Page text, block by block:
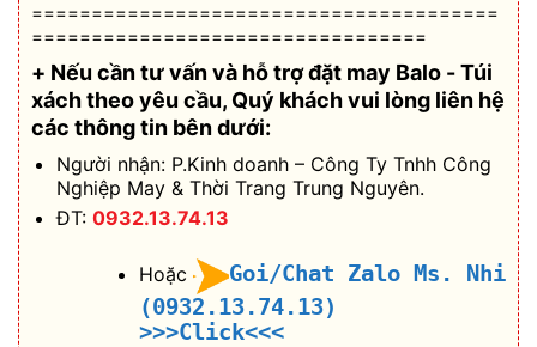
=======================================
=================================
+ Nếu cần tư vấn và hỗ trợđặt may Balo - Túi
xách theo yêu cầu, Quý khách vui lòng liên hệ
các thông tin bên dưới:
Người nhận: P.Kinh doanh – Công Ty Tnhh Công
Nghiệp May & Thời Trang Trung Nguyên.
ĐT: 0932.13.74.13
Hoặc
Goi/Chat Zalo Ms. Nhi
(0932.13.74.13)
>>>Click<<<